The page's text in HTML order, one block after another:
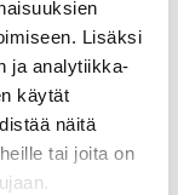
Lisäksi
ja analytiikka-
käytät
näitä
tai joita on